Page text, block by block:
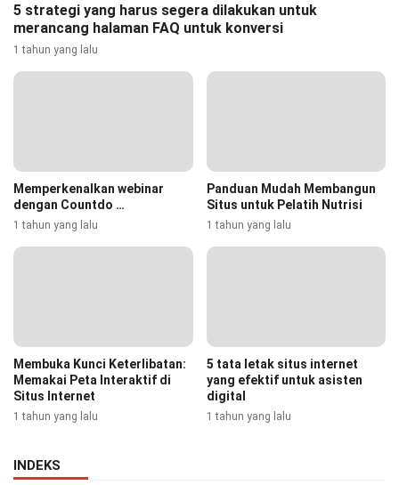
5 strategi yang harus segera dilakukan untuk
merancang halaman FAQ untuk konversi
1 tahun yang lalu
Memperkenalkan webinar
dengan Countdo …
1 tahun yang lalu
Panduan Mudah Membangun
Situs untuk Pelatih Nutrisi
1 tahun yang lalu
Membuka Kunci Keterlibatan:
Memakai Peta Interaktif di
Situs Internet
1 tahun yang lalu
5 tata letak situs internet
yang efektif untuk asisten
digital
1 tahun yang lalu
INDEKS